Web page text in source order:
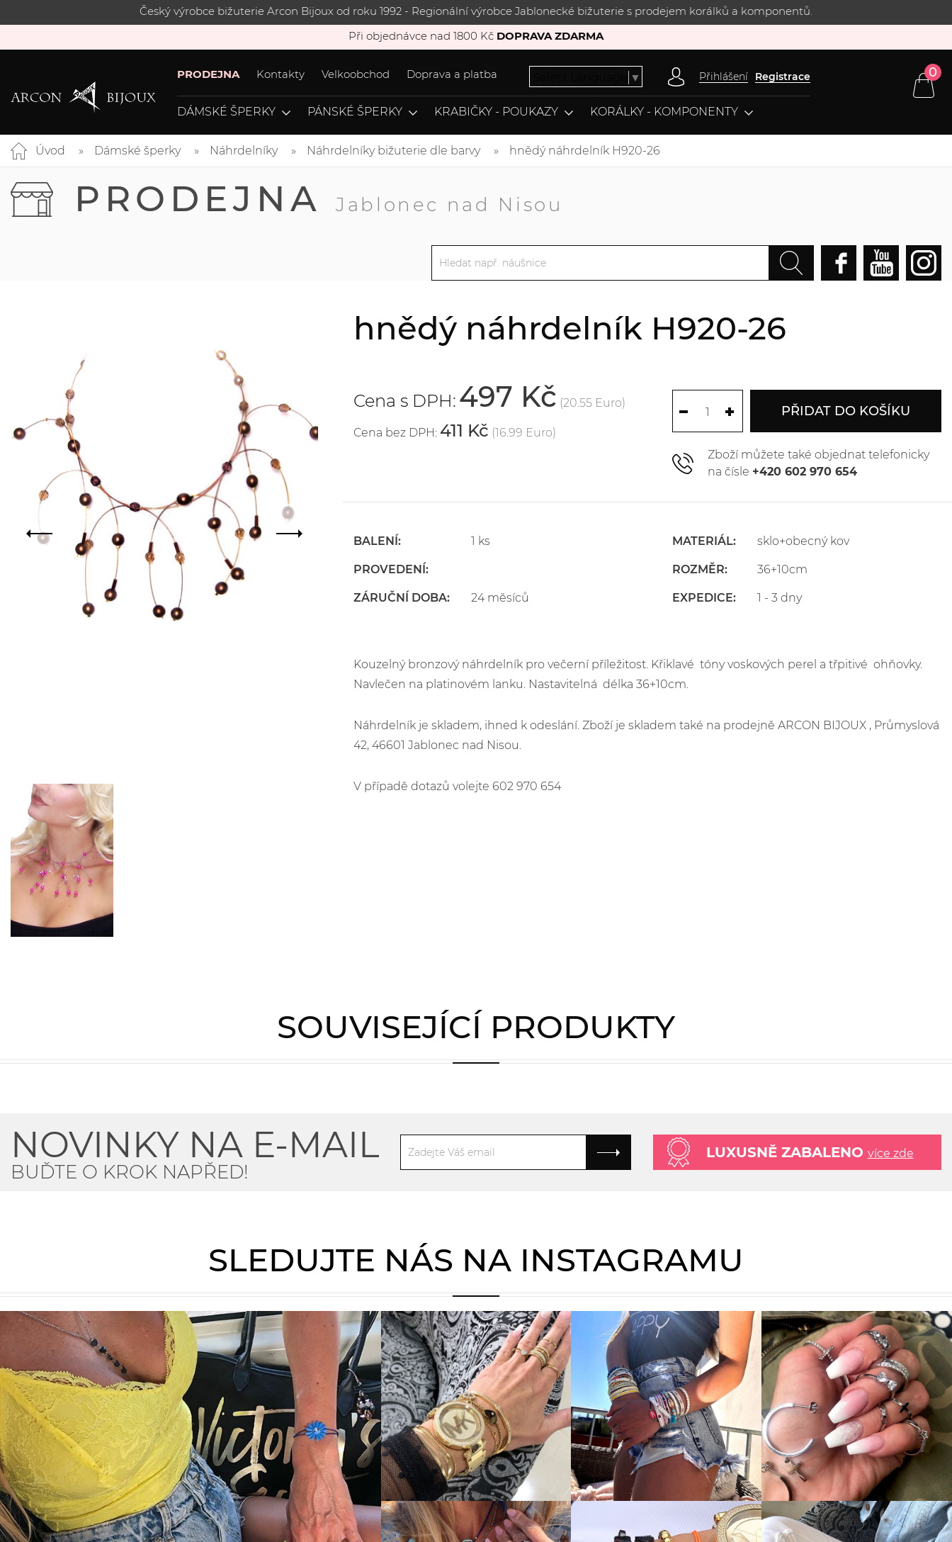
Český výrobce bižuterie Arcon Bijoux od roku 1992 - Regionální výrobce Jablonecké bižuterie s prodejem korálků a komponentů.
Při objednávce nad 1800 Kč DOPRAVA ZDARMA
PRODEJNA Kontakty Velkoobchod Doprava a platba ▼ Přihlášení Registrace 0
DÁMSKÉ ŠPERKY PÁNSKÉ ŠPERKY KRABIČKY - POUKAZY KORÁLKY - KOMPONENTY
Úvod Dámské šperky Náhrdelníky Náhrdelníky bižuterie dle barvy hnědý náhrdelník H920-26
PRODEJNA Jablonec nad Nisou
hnědý náhrdelník H920-26
Cena s DPH: 497 Kč (20.55 Euro)
Cena bez DPH: 411 Kč (16.99 Euro)
PŘIDAT DO KOŠÍKU
Zboží můžete také objednat telefonicky
na čísle +420 602 970 654
BALENÍ: 1 ks
PROVEDENÍ:
ZÁRUČNÍ DOBA: 24 měsíců
MATERIÁL: sklo+obecný kov
ROZMĚR: 36+10cm
EXPEDICE: 1 - 3 dny
Kouzelný bronzový náhrdelník pro večerní příležitost. Křiklavé tóny voskových perel a třpitivé ohňovky.
Navlečen na platinovém lanku. Nastavitelná délka 36+10cm.
Náhrdelník je skladem, ihned k odeslání. Zboží je skladem také na prodejně ARCON BIJOUX , Průmyslová
42, 46601 Jablonec nad Nisou.
V případě dotazů volejte 602 970 654
SOUVISEJÍCÍ PRODUKTY
NOVINKY NA E-MAIL
BUĎTE O KROK NAPŘED!
LUXUSNĚ ZABALENO více zde
SLEDUJTE NÁS NA INSTAGRAMU